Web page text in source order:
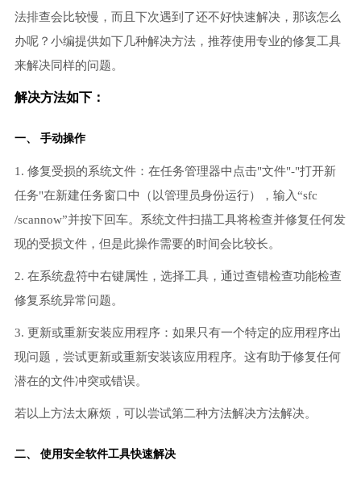
法排查会比较慢，而且下次遇到了还不好快速解决，那该怎么
办呢？小编提供如下几种解决方法，推荐使用专业的修复工具
来解决同样的问题。
解决方法如下：
一、 手动操作
1. 修复受损的系统文件：在任务管理器中点击"文件"-"打开新
任务"在新建任务窗口中（以管理员身份运行），输入“sfc
/scannow”并按下回车。系统文件扫描工具将检查并修复任何发
现的受损文件，但是此操作需要的时间会比较长。
2. 在系统盘符中右键属性，选择工具，通过查错检查功能检查
修复系统异常问题。
3. 更新或重新安装应用程序：如果只有一个特定的应用程序出
现问题，尝试更新或重新安装该应用程序。这有助于修复任何
潜在的文件冲突或错误。
若以上方法太麻烦，可以尝试第二种方法解决方法解决。
二、 使用安全软件工具快速解决